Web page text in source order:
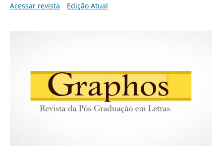
Acessar revista
Edição Atual